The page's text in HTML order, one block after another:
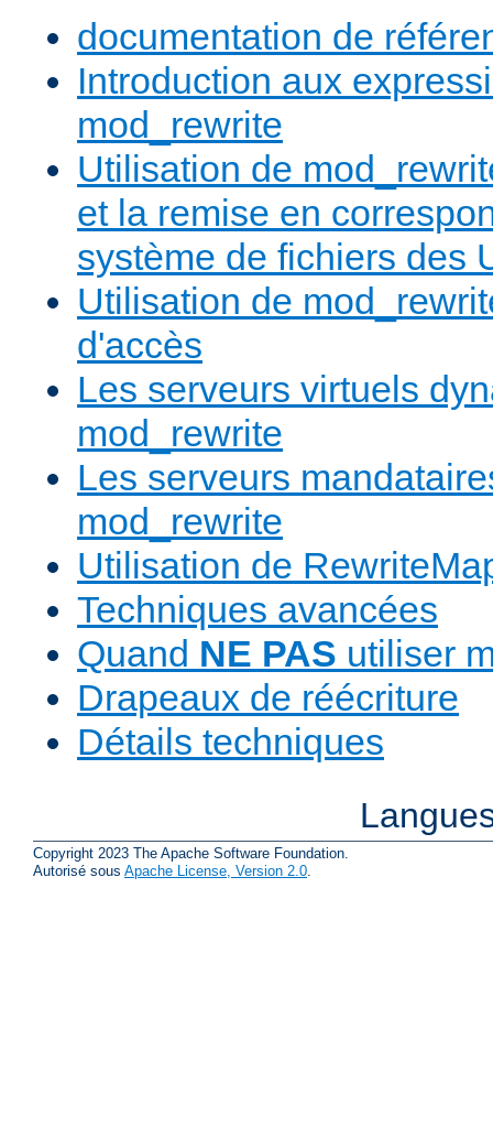
documentation de
Introduction aux
mod_rewrite
Utilisation de
et la remise en
système de fichiers des
Utilisation de
d'accès
Les serveurs virtuels
mod_rewrite
Les serveurs
mod_rewrite
Utilisation de
Techniques avancées
Quand NE PAS utiliser
Drapeaux de réécriture
Détails techniques
Copyright 2023 The Apache Software Foundation.
Autorisé sous Apache License, Version 2.0